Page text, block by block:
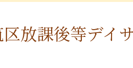
放課後等デイ